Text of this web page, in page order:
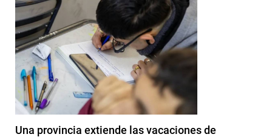
Una provincia extiende las vacaciones de